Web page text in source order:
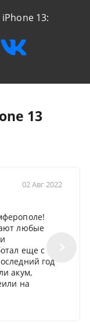
13:
13
02 Авг 2022
любые
еще с
год
акум,
на